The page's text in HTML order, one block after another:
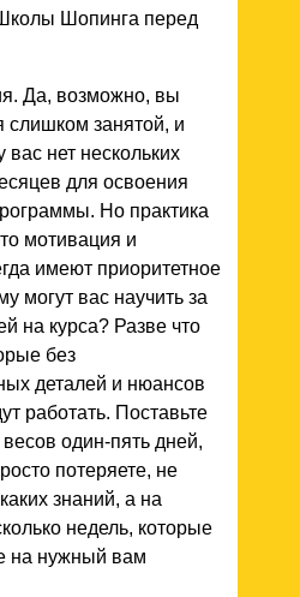
Шопинга перед
Да, возможно, вы
слишком занятой, и
вас нет нескольких
для освоения
Но практика
мотивация и
имеют приоритетное
могут вас научить за
на курса? Разве что
без
деталей и нюансов
работать. Поставьте
один-пять дней,
потеряете, не
знаний, а на
недель, которые
на нужный вам